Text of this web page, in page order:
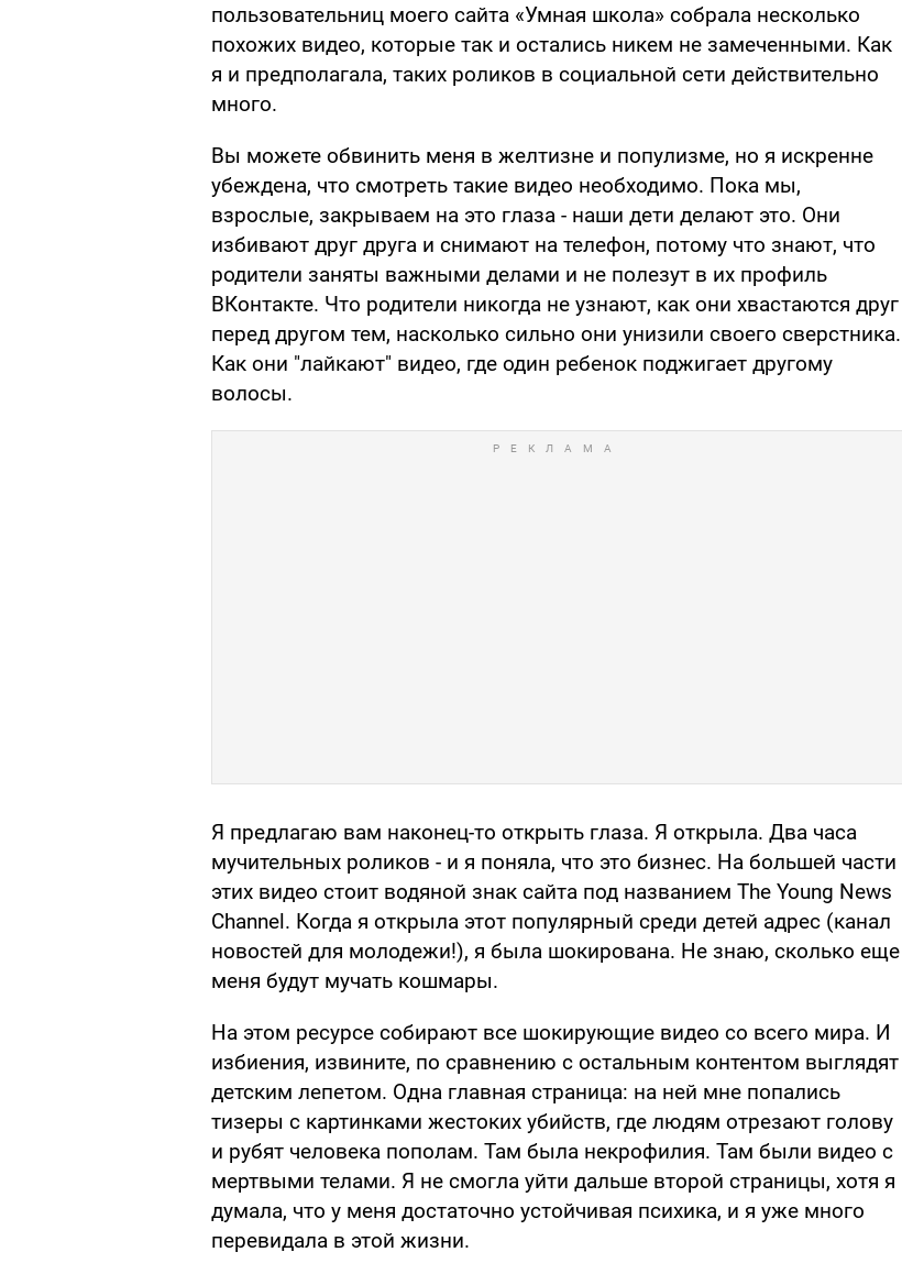
пользовательниц моего сайта «Умная школа» собрала несколько
похожих видео, которые так и остались никем не замеченными. Как
я и предполагала, таких роликов в социальной сети действительно
много.
Вы можете обвинить меня в желтизне и популизме, но я искренне
убеждена, что смотреть такие видео необходимо. Пока мы,
взрослые, закрываем на это глаза - наши дети делают это. Они
избивают друг друга и снимают на телефон, потому что знают, что
родители заняты важными делами и не полезут в их профиль
ВКонтакте. Что родители никогда не узнают, как они хвастаются друг
перед другом тем, насколько сильно они унизили своего сверстника.
Как они "лайкают" видео, где один ребенок поджигает другому
волосы.
Я предлагаю вам наконец-то открыть глаза. Я открыла. Два часа
мучительных роликов - и я поняла, что это бизнес. На большей части
этих видео стоит водяной знак сайта под названием The Young News
Channel. Когда я открыла этот популярный среди детей адрес (канал
новостей для молодежи!), я была шокирована. Не знаю, сколько еще
меня будут мучать кошмары.
На этом ресурсе собирают все шокирующие видео со всего мира. И
избиения, извините, по сравнению с остальным контентом выглядят
детским лепетом. Одна главная страница: на ней мне попались
тизеры с картинками жестоких убийств, где людям отрезают голову
и рубят человека пополам. Там была некрофилия. Там были видео с
мертвыми телами. Я не смогла уйти дальше второй страницы, хотя я
думала, что у меня достаточно устойчивая психика, и я уже много
перевидала в этой жизни.